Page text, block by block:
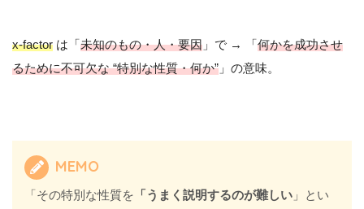
x-factor は「未知のもの・人・要因 」で → 「何かを成功させ
るために不可欠な “特別な性質・何か” 」の意味。
MEMO
「その特別な性質を 「うまく説明するのが難しい 」とい